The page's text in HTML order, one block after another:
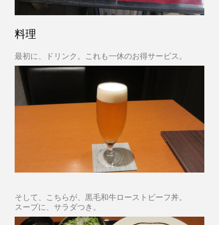
料理
最初に、ドリンク。これも一休のお得サービス。
そして、こちらが、黒毛和牛ローストビーフ丼。
スープに、サラダつき。